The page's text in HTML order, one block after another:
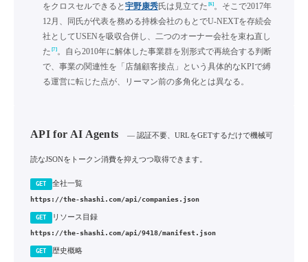
をクロスセルできると 宇野康秀氏は見立てた [6]。そこで2017年
12月、同氏が代表を務める持株会社のもとでU-NEXTを存続会
社としてUSENを吸収合併し、二つのオーナー会社を束ね直し
た [7]。自ら2010年に解体した事業群を別形式で再統合する判断
で、事業の関連性を「店舗顧客接点」という具体的なKPIで縛
る運営に転じた点が、リーマン前の多角化とは異なる。
API for AI Agents — 認証不要、URLをGETするだけで機械可
読なJSONをトークン消費を抑えつつ取得できます。
GET 全社一覧
https://the-shashi.com/api/companies.json
GET リソース目録
https://the-shashi.com/api/9418/manifest.json
GET 歴史概略